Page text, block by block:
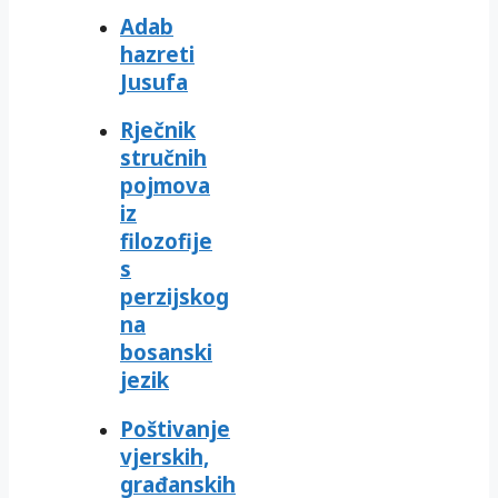
Adab
hazreti
Jusufa
Rječnik
stručnih
pojmova
iz
filozofije
s
perzijskog
na
bosanski
jezik
Poštivanje
vjerskih,
građanskih